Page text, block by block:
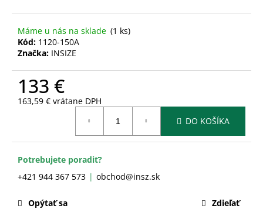
Máme u nás na sklade (1 ks)
Kód: 1120-150A
Značka: INSIZE
133 €
163,59 € vrátane DPH
DO KOŠÍKA
Potrebujete poradiť?
+421 944 367 573
obchod@insz.sk
Opýtať sa Zdieľať
ú
a
m
e